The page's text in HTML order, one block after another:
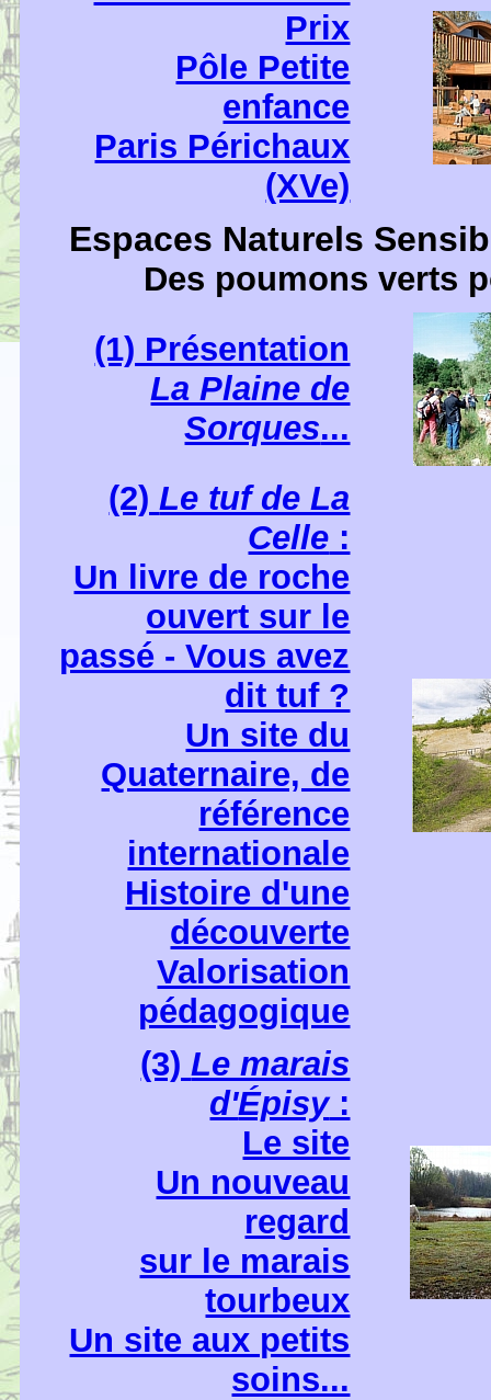
Prix
Pôle Petite
enfance
Paris Périchaux
(XVe)
Espaces Naturels
Des poumons verts
(1) Présentation
La Plaine de
Sorques...
(2)Le tuf de La
Celle :
Un livre de roche
ouvert sur le
passé - Vous avez
dit tuf ?
Un site du
Quaternaire, de
référence
internationale
Histoire d'une
découverte
Valorisation
pédagogique
(3)Le marais
d'Épisy:
Le site
Un nouveau
regard
sur le marais
tourbeux
Un site aux petits
soins...